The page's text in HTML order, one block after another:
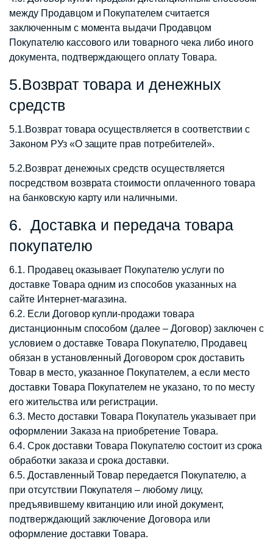
между Продавцом и Покупателем считается
заключенным с момента выдачи Продавцом
Покупателю кассового или товарного чека либо иного
документа, подтверждающего оплату Товара.
5.Возврат товара и денежных
средств
5.1.Возврат товара осуществляется в соответствии с
Законом РУз «О защите прав потребителей».
5.2.Возврат денежных средств осуществляется
посредством возврата стоимости оплаченного товара
на банковскую карту или наличными.
6. Доставка и передача товара
покупателю
6.1. Продавец оказывает Покупателю услуги по
доставке Товара одним из способов указанных на
сайте Интернет-магазина.
6.2. Если Договор купли-продажи товара
дистанционным способом (далее – Договор) заключен с
условием о доставке Товара Покупателю, Продавец
обязан в установленный Договором срок доставить
Товар в место, указанное Покупателем, а если место
доставки Товара Покупателем не указано, то по месту
его жительства или регистрации.
6.3. Место доставки Товара Покупатель указывает при
оформлении Заказа на приобретение Товара.
6.4. Срок доставки Товара Покупателю состоит из срока
обработки заказа и срока доставки.
6.5. Доставленный Товар передается Покупателю, а
при отсутствии Покупателя – любому лицу,
предъявившему квитанцию или иной документ,
подтверждающий заключение Договора или
оформление доставки Товара.